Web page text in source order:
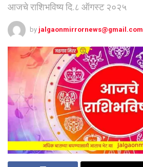
आजचे राशिभविष्य दि.८ ऑगस्ट २०२५
by jalgaonmirrornews@gmail.com